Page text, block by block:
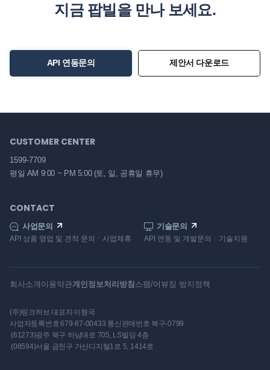
지금 팝빌을 만나 보세요.
API 연동문의 제안서 다운로드
CUSTOMER CENTER
1599-7709
평일 AM 9:00 ~ PM 5:00 (토, 일, 공휴일 휴무)
CONTACT
사업문의
API 상품 영업 및 견적 문의ㆍ사업제휴
기술문의
API 연동 및 개발문의ㆍ기술지원
회사소개 이용약관개인정보처리방침스팸/어뷰징 방지정책
(주)링크허브 대표자이형국
사업자등록번호679-87-00433 통신판매번호 북구-0799
(61273)광주 북구 하남대로 705, LS빌딩 4층
(08594)서울 금천구 가산디지털1로 5, 1414호